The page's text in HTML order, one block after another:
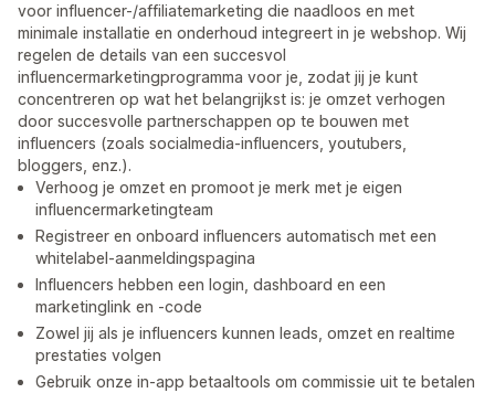
voor influencer-/affiliatemarketing die naadloos en met
minimale installatie en onderhoud integreert in je webshop. Wij
regelen de details van een succesvol
influencermarketingprogramma voor je, zodat jij je kunt
concentreren op wat het belangrijkst is: je omzet verhogen
door succesvolle partnerschappen op te bouwen met
influencers (zoals socialmedia-influencers, youtubers,
bloggers, enz.).
Verhoog je omzet en promoot je merk met je eigen
influencermarketingteam
Registreer en onboard influencers automatisch met een
whitelabel-aanmeldingspagina
Influencers hebben een login, dashboard en een
marketinglink en -code
Zowel jij als je influencers kunnen leads, omzet en realtime
prestaties volgen
Gebruik onze in-app betaaltools om commissie uit te betalen